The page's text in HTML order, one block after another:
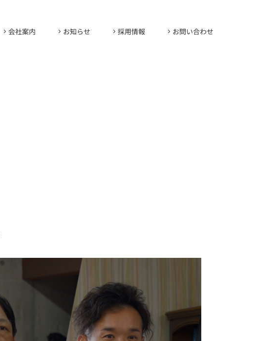
会社案内 お知らせ 採用情報 お問い合わせ